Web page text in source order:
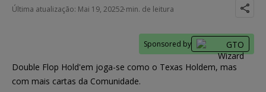
Última atualização: Mai 19, 20252 min. de leitura
Sponsored by
Double Flop Hold'em joga-se como o Texas Holdem, mas
com mais cartas da Comunidade.